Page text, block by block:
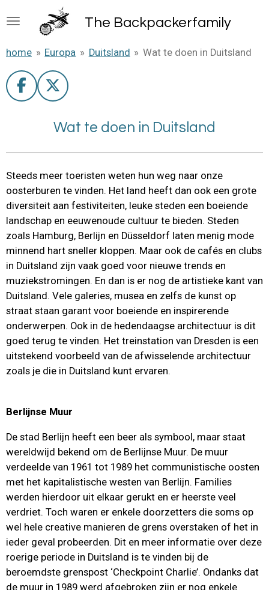
direct
de
hoofdinhoud
The Backpackerfamily
home » Europa » Duitsland » Wat te doen in Duitsland
F
a
b
o
k
X
Wat te doen in Duitsland
Steeds meer toeristen weten hun weg naar onze
oosterburen te vinden. Het land heeft dan ook een grote
diversiteit aan festiviteiten, leuke steden een boeiende
landschap en eeuwenoude cultuur te bieden. Steden
zoals Hamburg, Berlijn en Düsseldorf laten menig mode
minnend hart sneller kloppen. Maar ook de cafés en clubs
in Duitsland zijn vaak goed voor nieuwe trends en
muziekstromingen. En dan is er nog de artistieke kant van
Duitsland. Vele galeries, musea en zelfs de kunst op
straat staan garant voor boeiende en inspirerende
onderwerpen. Ook in de hedendaagse architectuur is dit
goed terug te vinden. Het treinstation van Dresden is een
uitstekend voorbeeld van de afwisselende architectuur
zoals je die in Duitsland kunt ervaren.
Berlijnse Muur
De stad Berlijn heeft een beer als symbool, maar staat
wereldwijd bekend om de Berlijnse Muur. De muur
verdeelde van 1961 tot 1989 het communistische oosten
met het kapitalistische westen van Berlijn. Families
werden hierdoor uit elkaar gerukt en er heerste veel
verdriet. Toch waren er enkele doorzetters die soms op
wel hele creative manieren de grens overstaken of het in
ieder geval probeerden. Dit en meer informatie over deze
roerige periode in Duitsland is te vinden bij de
beroemdste grenspost ‘Checkpoint Charlie’. Ondanks dat
de muur in 1989 werd afgebroken zijn er nog enkele